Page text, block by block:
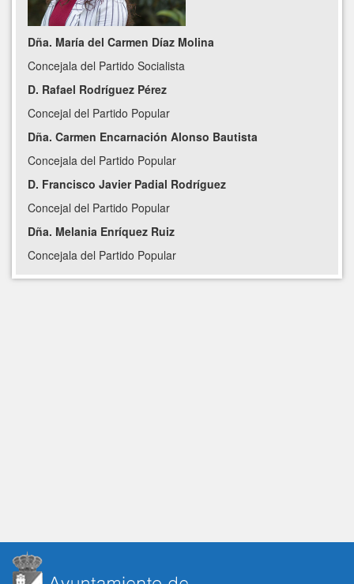
​Dña. María del Carmen Díaz Molina
Concejala del Partido Socialista
D. Rafael Rodríguez Pérez
Concejal del Partido Popular
Dña. Carmen Encarnación Alonso Bautista
Concejala del Partido Popular
D. Francisco Javier Padial Rodríguez
Concejal del Partido Popular
Dña. Melania Enríquez Ruiz
Concejala del Partido Popular